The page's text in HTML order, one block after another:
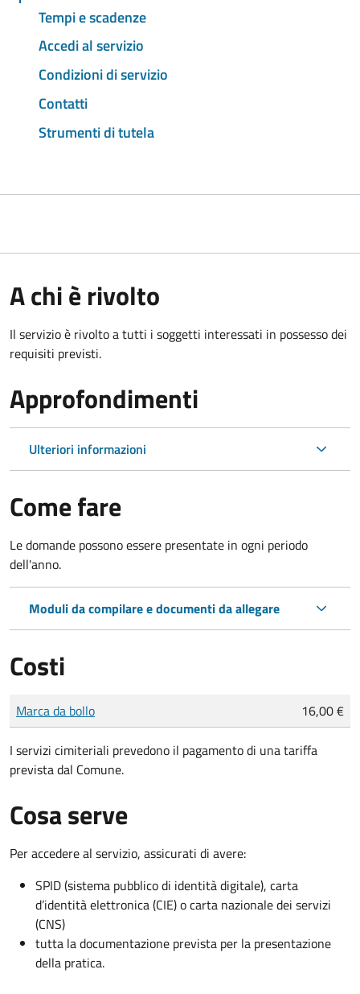
Tempi e scadenze
Accedi al servizio
Condizioni di servizio
Contatti
Strumenti di tutela
A chi è rivolto
Il servizio è rivolto a tutti i soggetti interessati in possesso dei
requisiti previsti.
Approfondimenti
Ulteriori informazioni
Come fare
Le domande possono essere presentate in ogni periodo
dell'anno.
Moduli da compilare e documenti da allegare
Costi
Tipo di pagamento
Importo
Marca da bollo 16,00 €
I servizi cimiteriali prevedono il pagamento di una tariffa
prevista dal Comune.
Cosa serve
Per accedere al servizio, assicurati di avere:
SPID (sistema pubblico di identità digitale), carta
d’identità elettronica (CIE) o carta nazionale dei servizi
(CNS)
tutta la documentazione prevista per la presentazione
della pratica.